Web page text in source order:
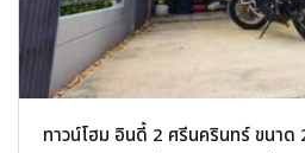
ทาวน์โฮม อินดี้ 2 ศรีนครินทร์ ขนาด